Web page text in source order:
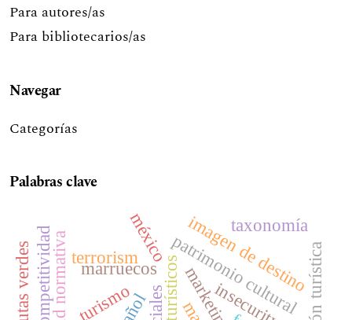
Para autores/as
Para bibliotecarios/as
Navegar
Categorías
Palabras clave
turismo patrimonio cultural
imagen de destino
marruecos
méxico
competitividad
rutas verdes insecurity
terrorism
taxonomía